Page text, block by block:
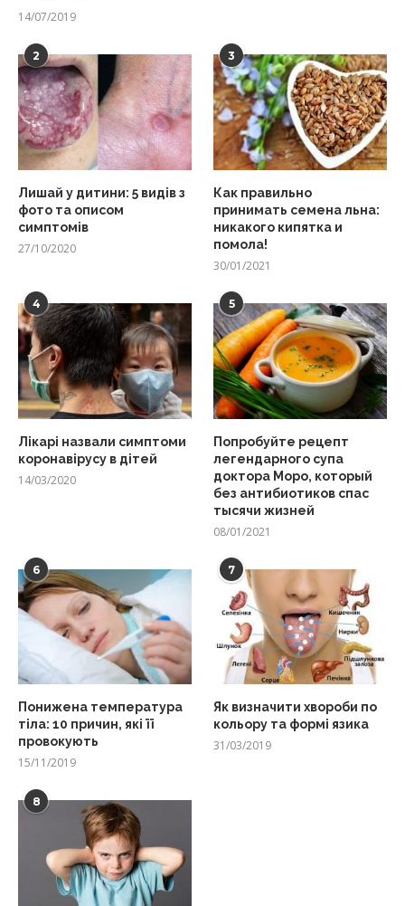
14/07/2019
2
Лишай у дитини: 5 видів з
фото та описом
симптомів
27/10/2020
3
Как правильно
принимать семена льна:
никакого кипятка и
помола!
30/01/2021
4
Лікарі назвали симптоми
коронавірусу в дітей
14/03/2020
5
Попробуйте рецепт
легендарного супа
доктора Моро, который
без антибиотиков спас
тысячи жизней
08/01/2021
6
Понижена температура
тіла: 10 причин, які її
провокують
15/11/2019
7
Як визначити хвороби по
кольору та формі язика
31/03/2019
8